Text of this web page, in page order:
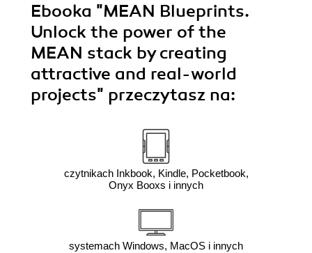
Ebooka "MEAN Blueprints.
Unlock the power of the
MEAN stack by creating
attractive and real-world
projects" przeczytasz na:
czytnikach Inkbook, Kindle, Pocketbook,
Onyx Booxs i innych
systemach Windows, MacOS i innych